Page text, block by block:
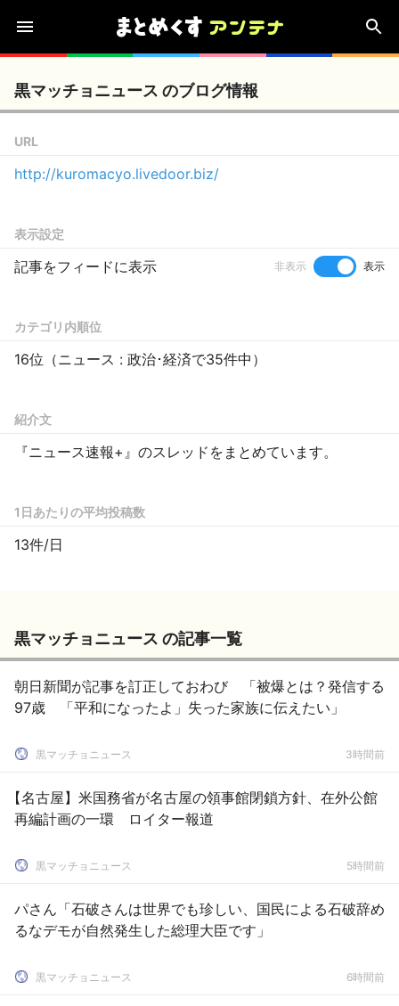
黒マッチョニュース のブログ情報
URL
http://kuromacyo.livedoor.biz/
表示設定
記事をフィードに表示 非表示 表示
カテゴリ内順位
16位（ニュース : 政治･経済で35件中）
紹介文
『ニュース速報+』のスレッドをまとめています。
1日あたりの平均投稿数
13件/日
黒マッチョニュース の記事一覧
朝日新聞が記事を訂正しておわび 「被爆とは？発信する
97歳 「平和になったよ」失った家族に伝えたい」
黒マッチョニュース 3時間前
【名古屋】米国務省が名古屋の領事館閉鎖方針、在外公館
再編計画の一環 ロイター報道
黒マッチョニュース 5時間前
パさん「石破さんは世界でも珍しい、国民による石破辞め
るなデモが自然発生した総理大臣です」
黒マッチョニュース 6時間前